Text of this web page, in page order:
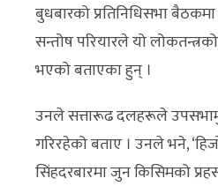
बुधबारको प्रतिनिधिसभा
सन्तोष परियारले यो
भएको बताएका हुन् ।
उनले सत्तारूढ दलहरूले
गरिरहेको बताए । उनले भने,
सिंहदरबारमा जुन किसिमको